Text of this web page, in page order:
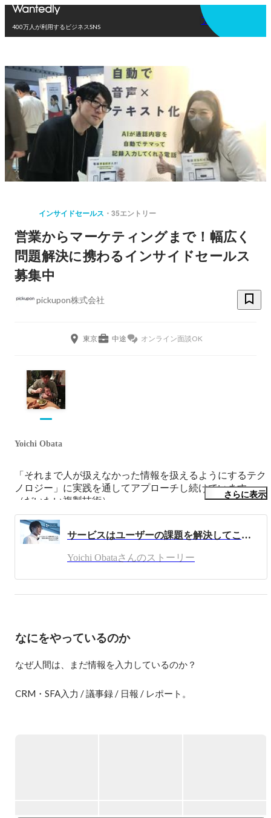
400万人が利用するビジネスSNS
アプリを使う
インサイドセールス 35エントリー
営業からマーケティングまで！幅広く
問題解決に携わるインサイドセールス
募集中
pickupon株式会社
東京 中途 オンライン面談OK
Yoichi Obata
「それまで人が扱えなかった情報を扱えるようにするテク
ノロジー」に実践を通してアプローチし続けています。
（だいたい複製技術）
人と世界の接点・媒介・インターフェースや複製され扱わ
れるものに興味があります。
https://anchor.fm/miraise/episodes/10--pickupon-eiekai/a-a30hjot
さらに表示
サービスはユーザーの課題を解決してこそ。新技術に挑戦し続けるクラウドIP電話「pickupon ピクポン」｜Meet with Onlab grads vol.11
Yoichi Obataさんのストーリー
なにをやっているのか
なぜ人間は、まだ情報を入力しているのか？
CRM・SFA入力 / 議事録 / 日報 / レポート。